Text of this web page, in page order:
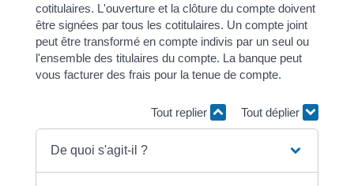
cotitulaires. L'ouverture et la clôture du compte doivent
être signées par tous les cotitulaires. Un compte joint
peut être transformé en compte indivis par un seul ou
l'ensemble des titulaires du compte. La banque peut
vous facturer des frais pour la tenue de compte.
Tout replier Tout déplier
De quoi s'agit-il ?